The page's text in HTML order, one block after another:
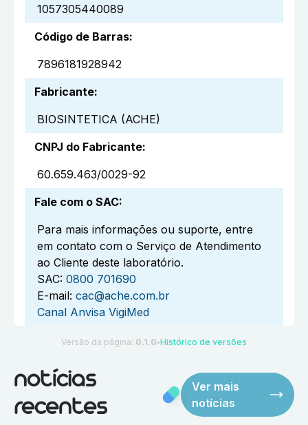
1057305440089
Código de Barras:
7896181928942
Fabricante:
BIOSINTETICA (ACHE)
CNPJ do Fabricante:
60.659.463/0029-92
Fale com o SAC:
Para mais informações ou suporte, entre
em contato com o Serviço de Atendimento
ao Cliente deste laboratório.
SAC: 0800 701690
E-mail: cac@ache.com.br
Canal Anvisa VigiMed
Versão da página: 0.1.0 ●Histórico de versões
notícias
recentes
Ver mais
notícias